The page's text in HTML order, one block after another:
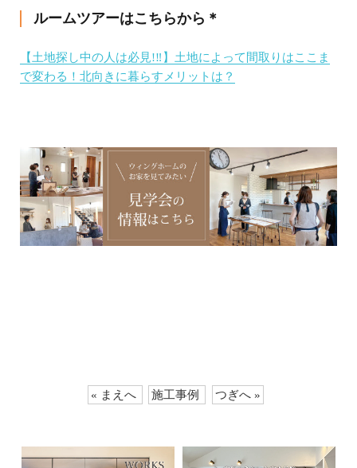
ルームツアーはこちらから＊
【土地探し中の人は必見!‼︎】土地によって間取りはここま
で変わる！北向きに暮らすメリットは？
« まえへ 施工事例 つぎへ »